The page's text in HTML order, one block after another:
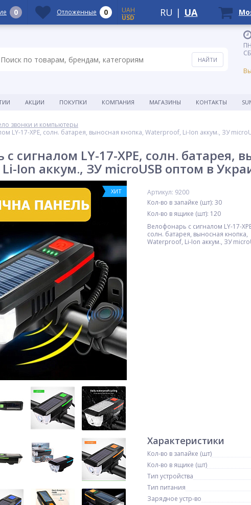
АКЦИИ ПОКУПКИ КОМПАНИЯ МАГАЗИНЫ КОНТАКТЫ
звонки и компьютеры
LY-17-XPE, солн. батарея, выносная кнопка, Waterproof, Li-Ion аккум., ЗУ
сигналом LY-17-XPE, солн. батарея,
Ion аккум., ЗУ microUSB оптом в
ХИТ
Артикул: 9200
Кол-во в запайке (шт): 30
Кол-во в ящике (шт): 120
Велофонарь с сигналом LY-17-
солн. батарея, выносная кнопка,
Waterproof, Li-Ion аккум., ЗУ
Характеристики
Кол-во в запайке (шт)
Кол-во в ящике (шт)
Тип устройства
Тип питания
Зарядное устр-во
0 Отложенные 0
UAH
USD
RU | UA